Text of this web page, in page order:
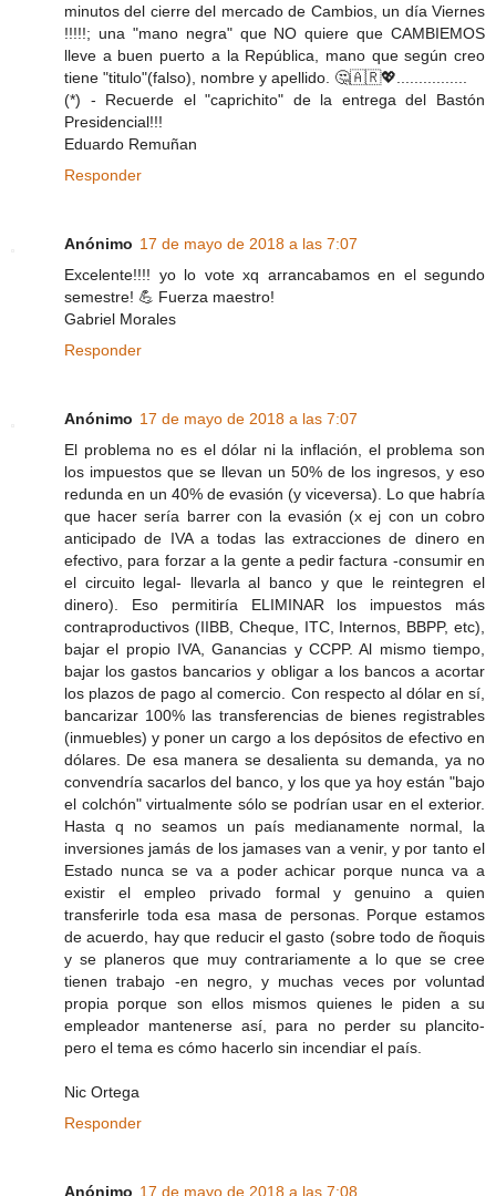
minutos del cierre del mercado de Cambios, un día Viernes
!!!!!; una "mano negra" que NO quiere que CAMBIEMOS
lleve a buen puerto a la República, mano que según creo
tiene "titulo"(falso), nombre y apellido. 🤔🇦🇷️💖................
(*) - Recuerde el "caprichito" de la entrega del Bastón
Presidencial!!!
Eduardo Remuñan
Responder
Anónimo 17 de mayo de 2018 a las 7:07
Excelente!!!! yo lo vote xq arrancabamos en el segundo
semestre! 💪 Fuerza maestro!
Gabriel Morales
Responder
Anónimo 17 de mayo de 2018 a las 7:07
El problema no es el dólar ni la inflación, el problema son
los impuestos que se llevan un 50% de los ingresos, y eso
redunda en un 40% de evasión (y viceversa). Lo que habría
que hacer sería barrer con la evasión (x ej con un cobro
anticipado de IVA a todas las extracciones de dinero en
efectivo, para forzar a la gente a pedir factura -consumir en
el circuito legal- llevarla al banco y que le reintegren el
dinero). Eso permitiría ELIMINAR los impuestos más
contraproductivos (IIBB, Cheque, ITC, Internos, BBPP, etc),
bajar el propio IVA, Ganancias y CCPP. Al mismo tiempo,
bajar los gastos bancarios y obligar a los bancos a acortar
los plazos de pago al comercio. Con respecto al dólar en sí,
bancarizar 100% las transferencias de bienes registrables
(inmuebles) y poner un cargo a los depósitos de efectivo en
dólares. De esa manera se desalienta su demanda, ya no
convendría sacarlos del banco, y los que ya hoy están "bajo
el colchón" virtualmente sólo se podrían usar en el exterior.
Hasta q no seamos un país medianamente normal, la
inversiones jamás de los jamases van a venir, y por tanto el
Estado nunca se va a poder achicar porque nunca va a
existir el empleo privado formal y genuino a quien
transferirle toda esa masa de personas. Porque estamos
de acuerdo, hay que reducir el gasto (sobre todo de ñoquis
y se planeros que muy contrariamente a lo que se cree
tienen trabajo -en negro, y muchas veces por voluntad
propia porque son ellos mismos quienes le piden a su
empleador mantenerse así, para no perder su plancito-
pero el tema es cómo hacerlo sin incendiar el país.
Nic Ortega
Responder
Anónimo 17 de mayo de 2018 a las 7:08